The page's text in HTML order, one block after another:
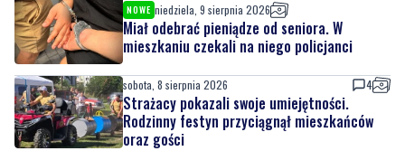
NOWE niedziela, 9 sierpnia 2026
Miał odebrać pieniądze od seniora. W
mieszkaniu czekali na niego policjanci
sobota, 8 sierpnia 2026 4
Strażacy pokazali swoje umiejętności.
Rodzinny festyn przyciągnął mieszkańców
oraz gości